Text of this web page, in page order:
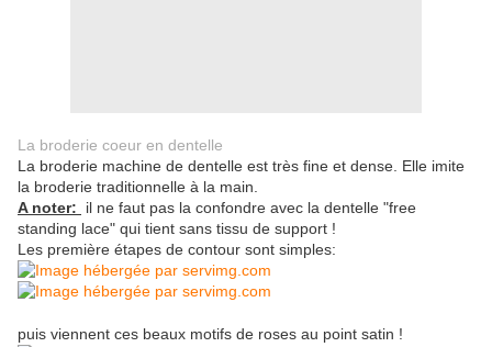
La broderie coeur en dentelle
La broderie machine de dentelle est très fine et dense. Elle imite
la broderie traditionnelle à la main.
A noter:
il ne faut pas la confondre avec la dentelle "free
standing lace" qui tient sans tissu de support !
Les première étapes de contour sont simples:
puis viennent ces beaux motifs de roses au point satin !